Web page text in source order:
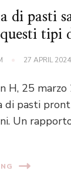
di pasti
tipi
27 APRIL 2024
H, 25
di pasti
Un